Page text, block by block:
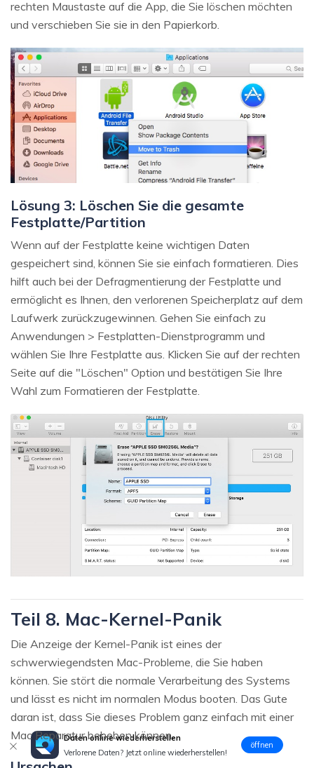
rechten Maustaste auf die App, die Sie löschen möchten
und verschieben Sie sie in den Papierkorb.
Lösung 3: Löschen Sie die gesamte
Festplatte/Partition
Wenn auf der Festplatte keine wichtigen Daten
gespeichert sind, können Sie sie einfach formatieren. Dies
hilft auch bei der Defragmentierung der Festplatte und
ermöglicht es Ihnen, den verlorenen Speicherplatz auf dem
Laufwerk zurückzugewinnen. Gehen Sie einfach zu
Anwendungen > Festplatten-Dienstprogramm und
wählen Sie Ihre Festplatte aus. Klicken Sie auf der rechten
Seite auf die "Löschen" Option und bestätigen Sie Ihre
Wahl zum Formatieren der Festplatte.
Teil 8. Mac-Kernel-Panik
Die Anzeige der Kernel-Panik ist eines der
schwerwiegendsten Mac-Probleme, die Sie haben
können. Sie stört die normale Verarbeitung des Systems
und lässt es nicht im normalen Modus booten. Das Gute
daran ist, dass Sie dieses Problem ganz einfach mit einer
Mac Reparatur beheben können.
Daten online wiederherstellen
Verlorene Daten? Jetzt online wiederherstellen!
öffnen